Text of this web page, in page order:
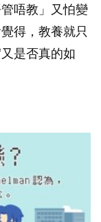
唔教」又怕變
得，教養就只
是否真的如